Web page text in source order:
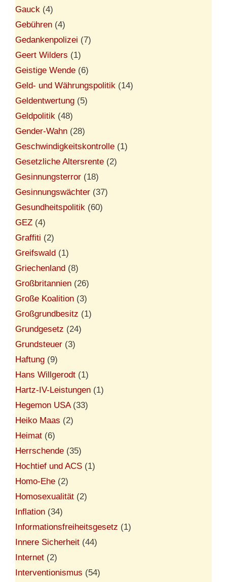
Gauck (4)
Gebühren (4)
Gedankenpolizei (7)
Geert Wilders (1)
Geistige Wende (6)
Geld- und Währungspolitik (14)
Geldentwertung (5)
Geldpolitik (48)
Gender-Wahn (28)
Geschwindigkeitskontrolle (1)
Gesetzliche Altersrente (2)
Gesinnungsterror (18)
Gesinnungswächter (37)
Gesundheitspolitik (60)
GEZ (4)
Graffiti (2)
Greifswald (1)
Griechenland (8)
Großbritannien (26)
Große Koalition (3)
Großgrundbesitz (1)
Grundgesetz (24)
Grundsteuer (3)
Haftung (9)
Hans Willgerodt (1)
Hartz-IV-Leistungen (1)
Hegemon USA(33)
Heiko Maas (2)
Heimat (6)
Herrschende (35)
Hochtief und ACS (1)
Homo-Ehe (2)
Homosexualität (2)
Inflation (34)
Informationsfreiheitsgesetz (1)
Innere Sicherheit (44)
Internet (2)
Interventionismus (54)